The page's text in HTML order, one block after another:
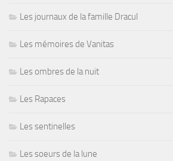
Les journaux de la famille Dracul
Les mémoires de Vanitas
Les ombres de la nuit
Les Rapaces
Les sentinelles
Les soeurs de la lune